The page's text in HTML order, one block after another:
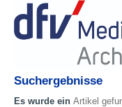
Suchergebnisse
Es wurde ein Artikel